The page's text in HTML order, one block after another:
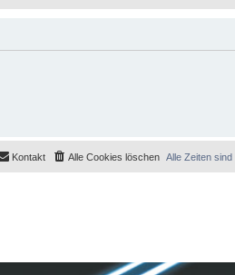
Alle Zeiten sind
Alle Cookies löschen
Kontakt